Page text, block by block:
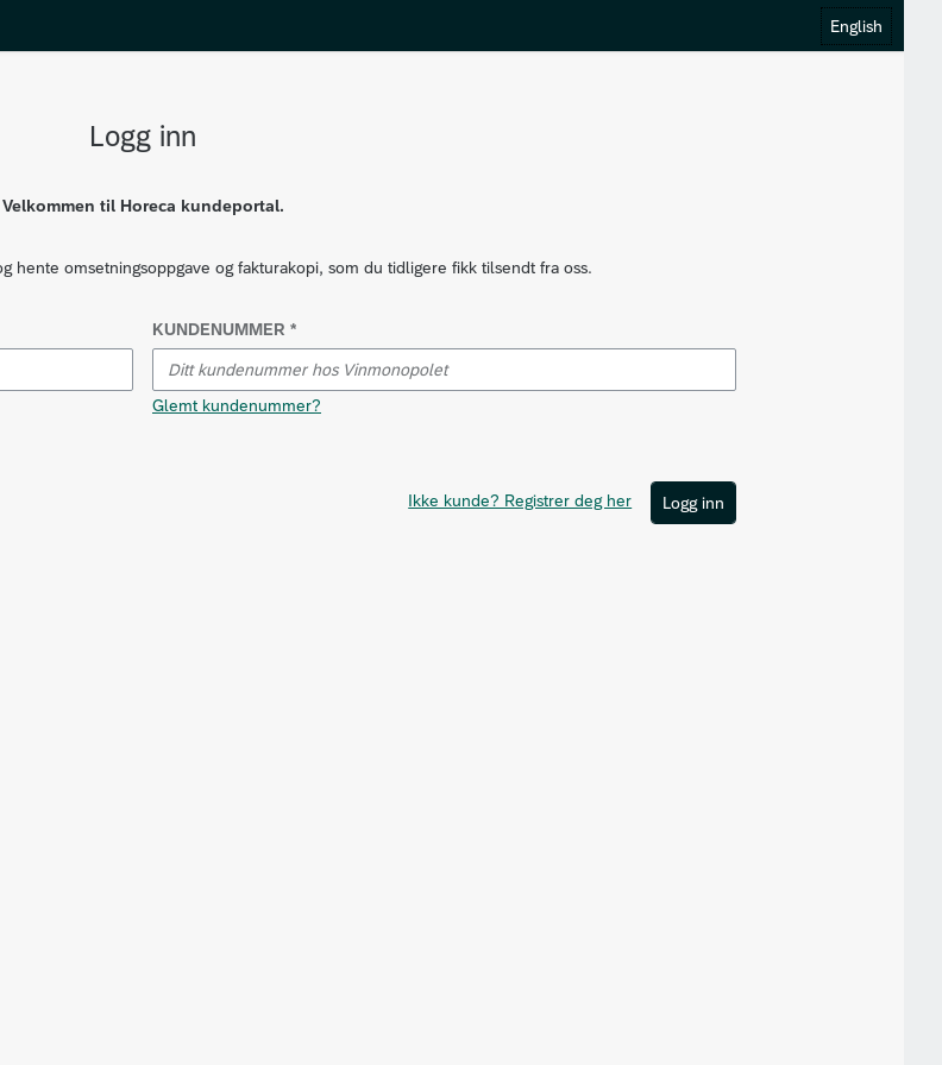
English
Logg inn
Velkommen til Horeca kundeportal.
hente omsetningsoppgave og fakturakopi, som du tidligere fikk tilsendt fra oss.
KUNDENUMMER *
Glemt kundenummer?
Ikke kunde? Registrer deg her Logg inn